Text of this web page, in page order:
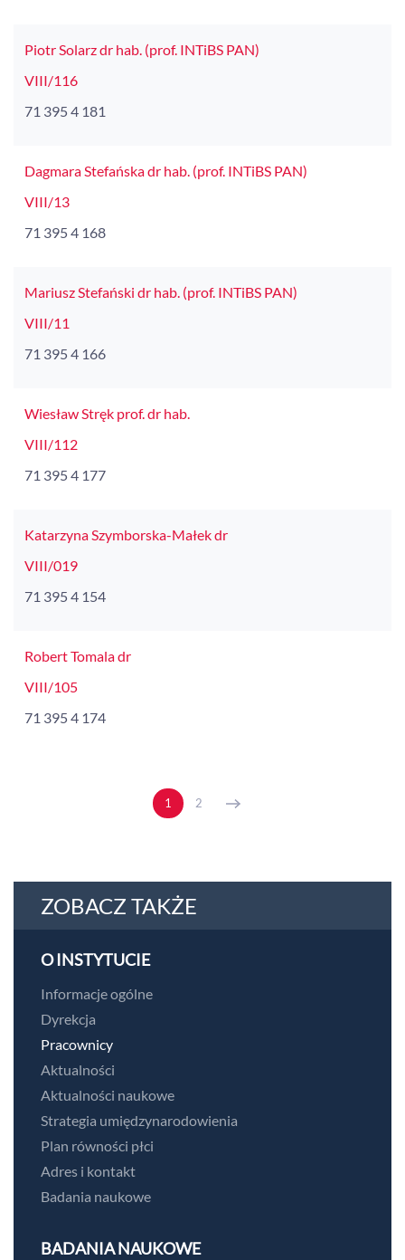
Piotr Solarz dr hab. (prof. INTiBS PAN)
VIII/116
71 395 4 181
Dagmara Stefańska dr hab. (prof. INTiBS PAN)
VIII/13
71 395 4 168
Mariusz Stefański dr hab. (prof. INTiBS PAN)
VIII/11
71 395 4 166
Wiesław Stręk prof. dr hab.
VIII/112
71 395 4 177
Katarzyna Szymborska-Małek dr
VIII/019
71 395 4 154
Robert Tomala dr
VIII/105
71 395 4 174
1 2
ZOBACZ TAKŻE
O INSTYTUCIE
Informacje ogólne
Dyrekcja
Pracownicy
Aktualności
Aktualności naukowe
Strategia umiędzynarodowienia
Plan równości płci
Adres i kontakt
Badania naukowe
BADANIA NAUKOWE